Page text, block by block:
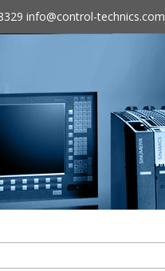
info@control-technics.com